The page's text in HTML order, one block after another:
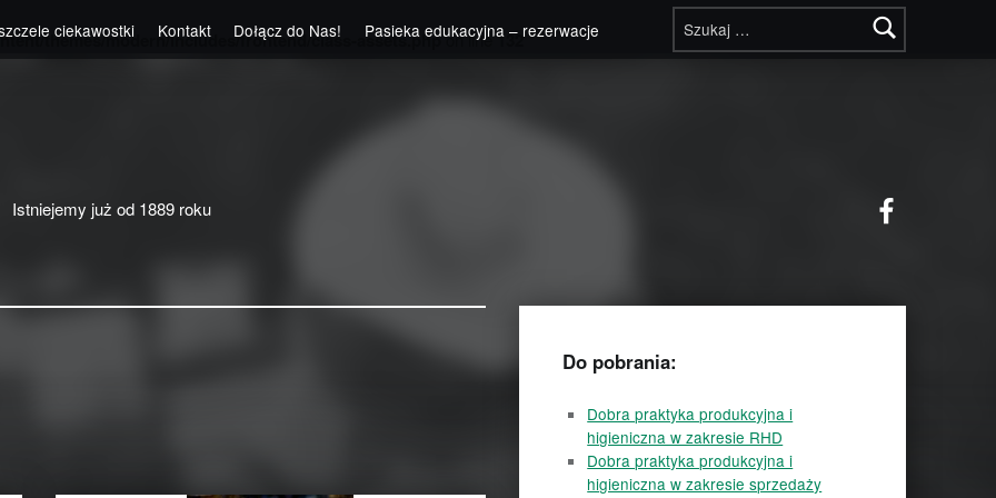
themes/modern/includes/frontend/class-assets.phpon line132
Szukaj:
ciekawostki Kontakt Dołącz do Nas! Pasieka edukacyjna – rezerwacje
Istniejemy już od 1889 roku
Do pobrania:
Dobra praktyka produkcyjna i
higieniczna w zakresie RHD
Dobra praktyka produkcyjna i
higieniczna w zakresie sprzedaży